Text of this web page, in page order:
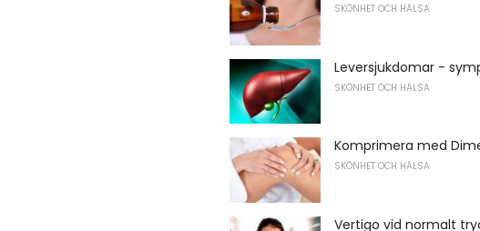
SKÖNHET OCH HÄLSA
Leversjukdomar -
SKÖNHET OCH HÄLSA
Komprimera med
SKÖNHET OCH HÄLSA
Vertigo vid normalt